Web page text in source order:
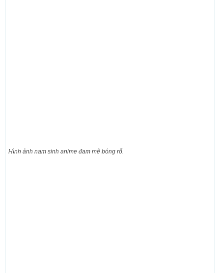
Hình ảnh nam sinh anime đam mê bóng rổ.